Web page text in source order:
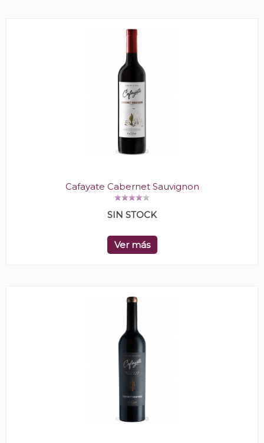
Cafayate Cabernet Sauvignon
SIN STOCK
Ver más